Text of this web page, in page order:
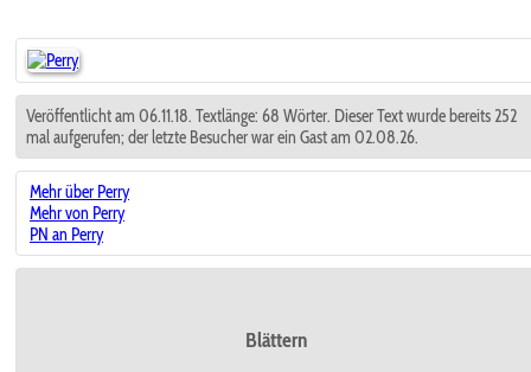
Veröffentlicht am 06.11.18. Textlänge: 68 Wörter. Dieser Text wurde bereits 252
mal aufgerufen; der letzte Besucher war ein Gast am 02.08.26.
Mehr über Perry
Mehr von Perry
PN an Perry
Blättern